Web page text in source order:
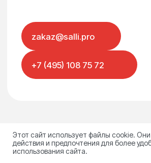
Этот сайт использует файлы cookie.
действия и предпочтения для более
использования сайта.